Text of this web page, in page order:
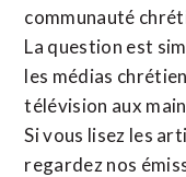
communauté
La question est
les médias
télévision aux
Si vous lisez les
regardez nos